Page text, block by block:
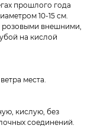
прошлого года
10-15 см.
розовыми внешними,
на кислой
места.
кислую, без
соединений.